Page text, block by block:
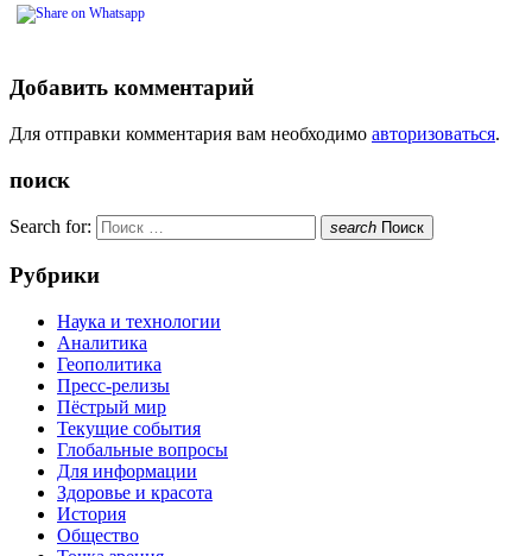
Добавить комментарий
Для отправки комментария вам необходимо авторизоваться.
поиск
Search for: search Поиск
Рубрики
Наука и технологии
Аналитика
Геополитика
Пресс-релизы
Пёстрый мир
Текущие события
Глобальные вопросы
Для информации
Здоровье и красота
История
Общество